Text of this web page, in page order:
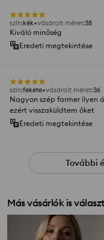
szín:kék vásárolt méret:38
Kiváló minőség
Eredeti megtekintése
szín:fekete vásárolt méret:36
Nagyon szép farmer ilyen
ezért visszaküldtem őket
Eredeti megtekintése
További
Más vásárlók is